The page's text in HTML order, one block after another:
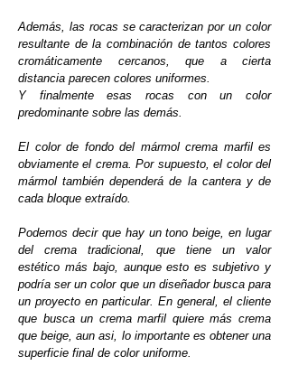
Además, las rocas se caracterizan por un color
resultante de la combinación de tantos colores
cromáticamente cercanos, que a cierta
distancia parecen colores uniformes.
Y finalmente esas rocas con un color
predominante sobre las demás.
El color de fondo del mármol crema marfil es
obviamente el crema. Por supuesto, el color del
mármol también dependerá de la cantera y de
cada bloque extraído.
Podemos decir que hay un tono beige, en lugar
del crema tradicional, que tiene un valor
estético más bajo, aunque esto es subjetivo y
podría ser un color que un diseñador busca para
un proyecto en particular. En general, el cliente
que busca un crema marfil quiere más crema
que beige, aun asi, lo importante es obtener una
superficie final de color uniforme.